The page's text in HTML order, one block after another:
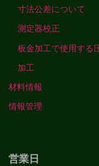
寸法公差について
測定器校正
板金加工で使用する
加工
材料情報
情報管理
営業日